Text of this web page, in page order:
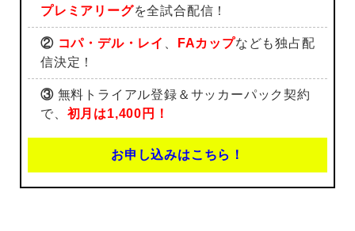
プレミアリーグを全試合配信！
② コパ・デル・レイ FAカップなども独占配
信決定！
③無料トライアル登録＆サッカーパック契約
で、 初月は1,400円！
お申し込みはこちら！